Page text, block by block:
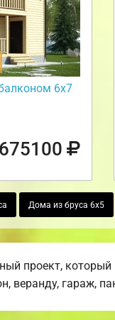
6х7
Дома из бруса 6х5
проект,
веранду, гараж,